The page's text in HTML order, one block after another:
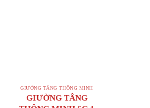
GIƯỜNG TẦNG THÔNG MINH
GIƯỜNG TÂNG